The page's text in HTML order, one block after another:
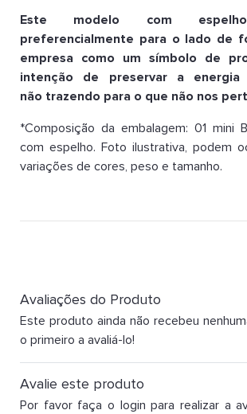
Este modelo com
preferencialmente para o lado de
empresa como um símbolo de
intenção de preservar a energia
não trazendo para o que não nos
*Composição da embalagem: 01 mini
com espelho. Foto ilustrativa, podem
variações de cores, peso e tamanho.
Avaliações do Produto
Este produto ainda não recebeu
o primeiro a avaliá-lo!
Avalie este produto
Por favor faça o login para realizar a